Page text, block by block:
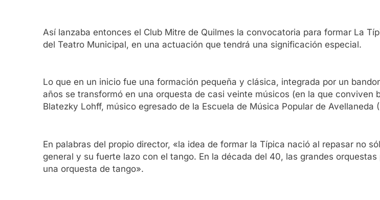
Así lanzaba entonces el Club Mitre de Quilmes la convocatoria para formar La
del Teatro Municipal, en una actuación que tendrá una significación especial.
Lo que en un inicio fue una formación pequeña y clásica, integrada por un
años se transformó en una orquesta de casi veinte músicos (en la que
Blatezky Lohff, músico egresado de la Escuela de Música Popular de Avellaneda
En palabras del propio director, «la idea de formar la Típica nació al repasar no
general y su fuerte lazo con el tango. En la década del 40, las grandes
una orquesta de tango».